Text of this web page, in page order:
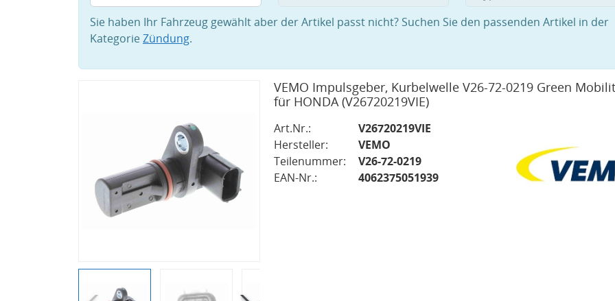
Sie haben Ihr Fahrzeug gewählt aber der Artikel passt nicht? Suchen Sie den passenden Artikel in der
KategorieZündung.
VEMO Impulsgeber, Kurbelwelle V26-72-0219 Green
für HONDA(V26720219VIE)
Art.Nr.:
V26720219VIE
Hersteller:
VEMO
Teilenummer:
V26-72-0219
EAN-Nr.:
4062375051939